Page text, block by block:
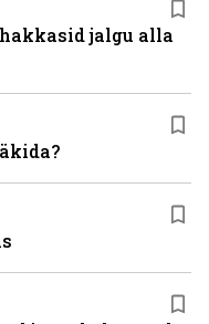
jalgu alla